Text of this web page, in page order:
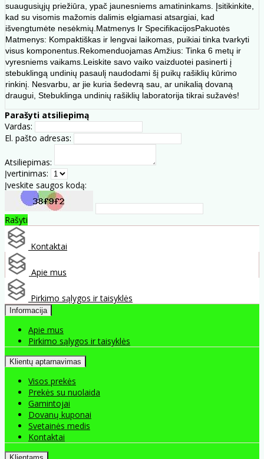
suaugusiųjų priežiūra, ypač jaunesniems amatininkams. Įsitikinkite,
kad su visomis mažomis dalimis elgiamasi atsargiai, kad
išvengtumėte nesėkmių.Matmenys Ir SpecifikacijosPakuotės
Matmenys: Kompaktiškas ir lengvai laikomas, puikiai tinka tvarkyti
visus komponentus.Rekomenduojamas Amžius: Tinka 6 metų ir
vyresniems vaikams.Leiskite savo vaiko vaizduotei pasinerti į
stebuklingą undinių pasaulį naudodami šį puikų rašiklių kūrimo
rinkinį. Nesvarbu, ar jie kuria šedevrą sau, ar unikalią dovaną
draugui, Stebuklinga undinių rašiklių laboratorija tikrai sužavės!
Parašyti atsiliepimą
Vardas:
El. pašto adresas:
Atsiliepimas:
Įvertinimas:
Įveskite saugos kodą:
Rašyti
Kontaktai
Apie mus
Pirkimo sąlygos ir taisyklės
Informacija
Apie mus
Pirkimo sąlygos ir taisyklės
Klientų aptarnavimas
Visos prekės
Prekės su nuolaida
Gamintojai
Dovanų kuponai
Svetainės medis
Kontaktai